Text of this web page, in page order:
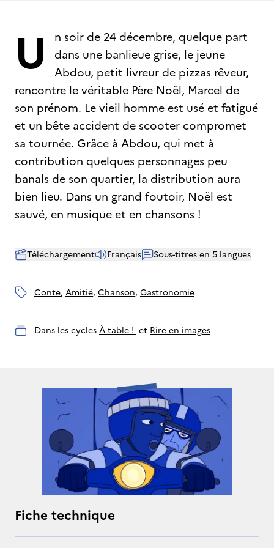
U
n soir de 24 décembre, quelque part
dans une banlieue grise, le jeune
Abdou, petit livreur de pizzas rêveur,
rencontre le véritable Père Noël, Marcel de
son prénom. Le vieil homme est usé et fatigué
et un bête accident de scooter compromet
sa tournée. Grâce à Abdou, qui met à
contribution quelques personnages peu
banals de son quartier, la distribution aura
bien lieu. Dans un grand foutoir, Noël est
sauvé, en musique et en chansons !
Téléchargement Français Sous-titres en 5 langues
conte, amitié, chanson, gastronomie
Dans les cycles À table ! et Rire en images
Fiche technique